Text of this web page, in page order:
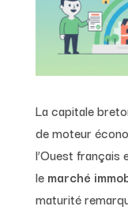
La capitale
de moteur
l’Ouest français
le marché
maturité